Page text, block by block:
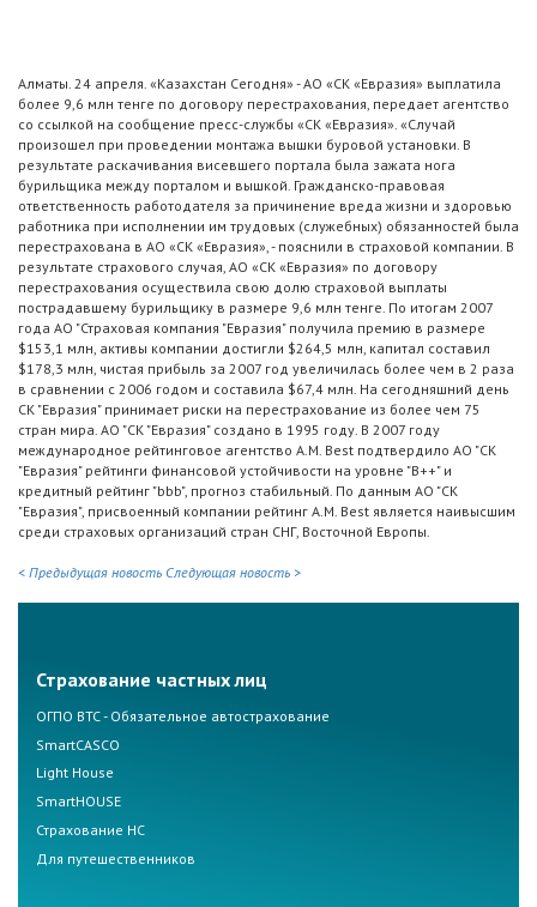
Алматы. 24 апреля. «Казахстан Сегодня» - АО «СК «Евразия» выплатила
более 9,6 млн тенге по договору перестрахования, передает агентство
со ссылкой на сообщение пресс-службы «СК «Евразия». «Случай
произошел при проведении монтажа вышки буровой установки. В
результате раскачивания висевшего портала была зажата нога
бурильщика между порталом и вышкой. Гражданско-правовая
ответственность работодателя за причинение вреда жизни и здоровью
работника при исполнении им трудовых (служебных) обязанностей была
перестрахована в АО «СК «Евразия», - пояснили в страховой компании. В
результате страхового случая, АО «СК «Евразия» по договору
перестрахования осуществила свою долю страховой выплаты
пострадавшему бурильщику в размере 9,6 млн тенге. По итогам 2007
года АО "Страховая компания "Евразия" получила премию в размере
$153,1 млн, активы компании достигли $264,5 млн, капитал составил
$178,3 млн, чистая прибыль за 2007 год увеличилась более чем в 2 раза
в сравнении с 2006 годом и составила $67,4 млн. На сегодняшний день
СК "Евразия" принимает риски на перестрахование из более чем 75
стран мира. АО "СК "Евразия" создано в 1995 году. В 2007 году
международное рейтинговое агентство A.M. Best подтвердило АО "СК
"Евразия" рейтинги финансовой устойчивости на уровне "B++" и
кредитный рейтинг "bbb", прогноз стабильный. По данным АО "СК
"Евразия", присвоенный компании рейтинг A.M. Best является наивысшим
среди страховых организаций стран СНГ, Восточной Европы.
< Предыдущая новость Следующая новость >
Страхование частных лиц
ОГПО ВТС - Обязательное автострахование
SmartCASCO
Light House
SmartHOUSE
Страхование НС
Для путешественников